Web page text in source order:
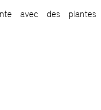
avec des plantes